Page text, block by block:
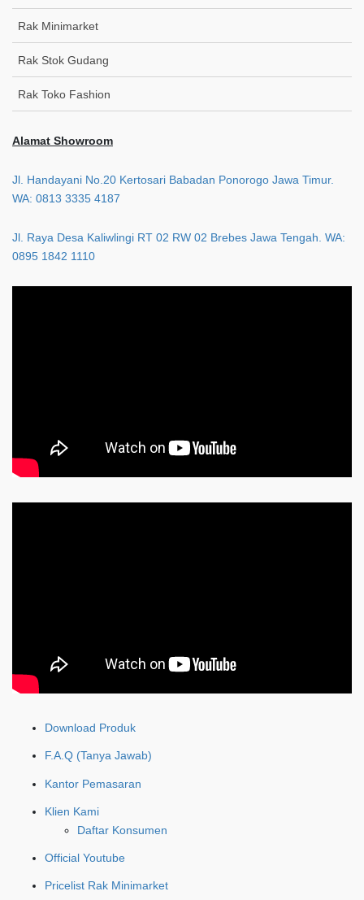
Rak Minimarket
Rak Stok Gudang
Rak Toko Fashion
Alamat Showroom
Jl. Handayani No.20 Kertosari Babadan Ponorogo Jawa Timur.
WA: 0813 3335 4187
Jl. Raya Desa Kaliwlingi RT 02 RW 02 Brebes Jawa Tengah. WA:
0895 1842 1110
Download Produk
F.A.Q (Tanya Jawab)
Kantor Pemasaran
Klien Kami
Daftar Konsumen
Official Youtube
Pricelist Rak Minimarket